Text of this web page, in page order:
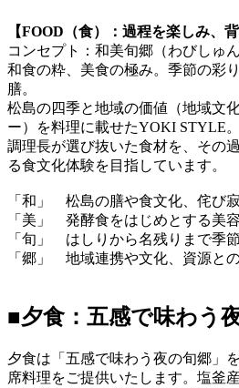
【FOOD（食）：過程を楽しみ、
コンセプト：和美旬郷（わびしゅん
和食の粋、美食の極み。季節の彩
膳。
松島の四季と地域の価値（地域文
ー）を料理に載せたYOKI STYLE。
調理長が選び抜いた食材を、その
る食文化体験を目指しています。
「和」 松島の膳や食文化、侘び
「美」 発酵食をはじめとする美
「旬」 はしりから名残りまで季
「郷」 地域連携や文化、資源と
■夕食：五感で味わう
夕食は「五感で味わう夜の旬郷」
席料理をご提供いたします。塩釜